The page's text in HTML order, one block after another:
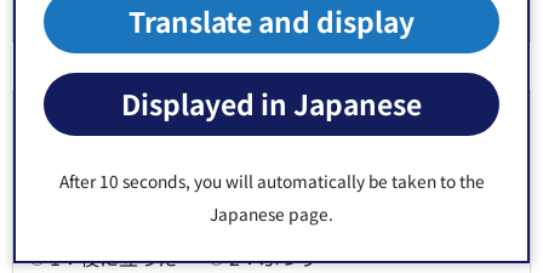
Translate and display
Displayed in Japanese
After 10 seconds, you will automatically be taken to the
Japanese page.
より良いウェブサイトにするためにみなさまのご
このページの情報は役に立ちましたか？
1：役に立った
2：ふつう